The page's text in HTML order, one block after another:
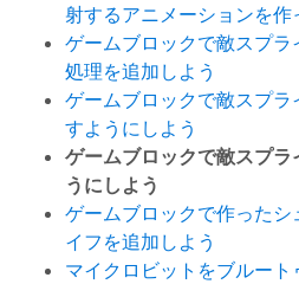
射するアニメーションを作
ゲームブロックで敵スプ
処理を追加しよう
ゲームブロックで敵スプ
すようにしよう
ゲームブロックで敵スプ
うにしよう
ゲームブロックで作った
イフを追加しよう
マイクロビットをブルー